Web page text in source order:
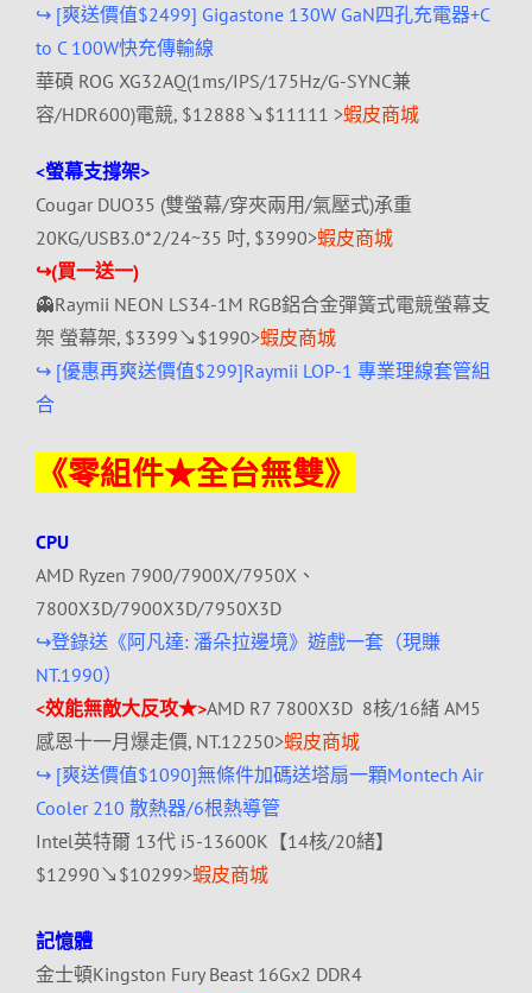
↪ [爽送價值$2499] Gigastone 130W GaN四孔充電器+C
to C 100W快充傳輸線
華碩 ROG XG32AQ(1ms/IPS/175Hz/G-SYNC兼
容/HDR600)電競, $12888↘$11111 >蝦皮商城
<螢幕支撐架>
Cougar DUO35 (雙螢幕/穿夾兩用/氣壓式)承重
20KG/USB3.0*2/24~35 吋, $3990>蝦皮商城
↪(買一送一)
👻Raymii NEON LS34-1M RGB鋁合金彈簧式電競螢幕支
架 螢幕架, $3399↘$1990>蝦皮商城
↪ [優惠再爽送價值$299]Raymii LOP-1 專業理線套管組
合
《零組件★全台無雙》
CPU
AMD Ryzen 7900/7900X/7950X、
7800X3D/7900X3D/7950X3D
↪登錄送《阿凡達: 潘朵拉邊境》遊戲一套（現賺
NT.1990）
<效能無敵大反攻★>AMD R7 7800X3D 8核/16緒 AM5
感恩十一月爆走價, NT.12250>蝦皮商城
↪ [爽送價值$1090]無條件加碼送塔扇一顆Montech Air
Cooler 210 散熱器/6根熱導管
Intel英特爾 13代 i5-13600K【14核/20緒】
$12990↘$10299>蝦皮商城
記憶體
金士頓Kingston Fury Beast 16Gx2 DDR4